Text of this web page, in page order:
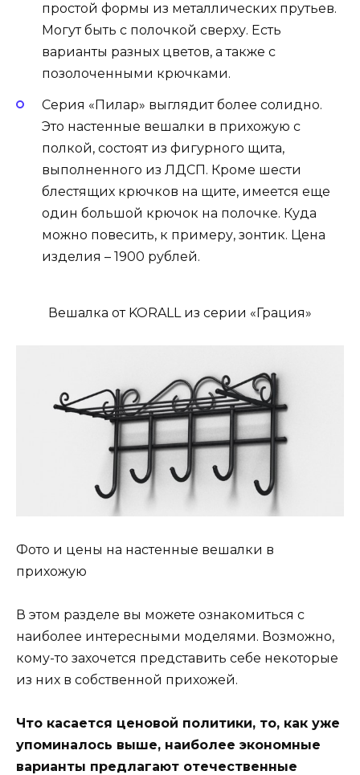
простой формы из металлических прутьев.
Могут быть с полочкой сверху. Есть
варианты разных цветов, а также с
позолоченными крючками.
Серия «Пилар» выглядит более солидно.
Это настенные вешалки в прихожую с
полкой, состоят из фигурного щита,
выполненного из ЛДСП. Кроме шести
блестящих крючков на щите, имеется еще
один большой крючок на полочке. Куда
можно повесить, к примеру, зонтик. Цена
изделия – 1900 рублей.
Вешалка от KORALL из серии «Грация»
Фото и цены на настенные вешалки в
прихожую
В этом разделе вы можете ознакомиться с
наиболее интересными моделями. Возможно,
кому-то захочется представить себе некоторые
из них в собственной прихожей.
Что касается ценовой политики, то, как уже
упоминалось выше, наиболее экономные
варианты предлагают отечественные